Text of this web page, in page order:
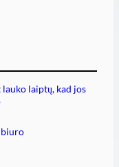
laiptų, kad jos
biuro